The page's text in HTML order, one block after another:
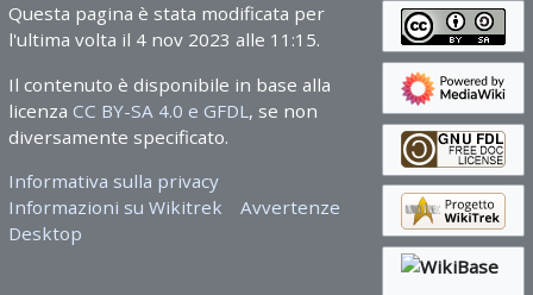
Questa pagina è stata modificata per
l'ultima volta il 4 nov 2023 alle 11:15.
Il contenuto è disponibile in base alla
licenza CC BY-SA 4.0 e GFDL , se non
diversamente specificato.
Informativa sulla privacy
Informazioni su Wikitrek
Avvertenze
Desktop